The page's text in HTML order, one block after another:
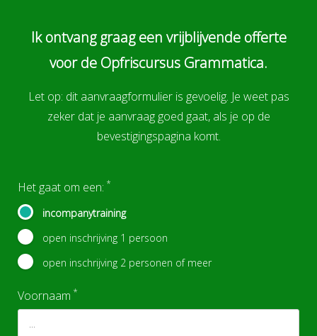
Ik ontvang graag een vrijblijvende offerte
voor de Opfriscursus Grammatica.
Let op: dit aanvraagformulier is gevoelig. Je weet pas
zeker dat je aanvraag goed gaat, als je op de
bevestigingspagina komt.
Het gaat om een: *
incompanytraining
open inschrijving 1 persoon
open inschrijving 2 personen of meer
Voornaam *